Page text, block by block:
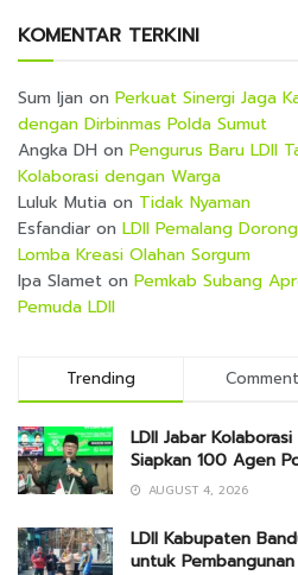
KOMENTAR TERKINI
Sum Ijan on Perkuat Sinergi Jaga
dengan Dirbinmas Polda Sumut
Angka DH on Pengurus Baru LDII
Kolaborasi dengan Warga
Luluk Mutia on Tidak Nyaman
Esfandiar on LDII Pemalang
Lomba Kreasi Olahan Sorgum
Ipa Slamet on Pemkab Subang
Pemuda LDII
Trending
LDII Jabar
Siapkan 100 Agen
AUGUST 4, 2026
LDII Kabupaten
untuk